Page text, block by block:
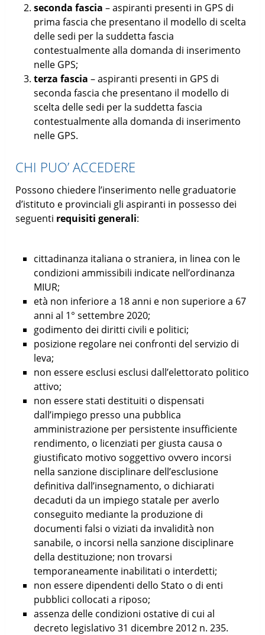
seconda fascia – aspiranti presenti in GPS di
prima fascia che presentano il modello di scelta
delle sedi per la suddetta fascia
contestualmente alla domanda di inserimento
nelle GPS;
terza fascia – aspiranti presenti in GPS di
seconda fascia che presentano il modello di
scelta delle sedi per la suddetta fascia
contestualmente alla domanda di inserimento
nelle GPS.
CHI PUO’ ACCEDERE
Possono chiedere l’inserimento nelle graduatorie
d’istituto e provinciali gli aspiranti in possesso dei
seguenti requisiti generali:
cittadinanza italiana o straniera, in linea con le
condizioni ammissibili indicate nell’ordinanza
MIUR;
età non inferiore a 18 anni e non superiore a 67
anni al 1° settembre 2020;
godimento dei diritti civili e politici;
posizione regolare nei confronti del servizio di
leva;
non essere esclusi esclusi dall’elettorato politico
attivo;
non essere stati destituiti o dispensati
dall’impiego presso una pubblica
amministrazione per persistente insufficiente
rendimento, o licenziati per giusta causa o
giustificato motivo soggettivo ovvero incorsi
nella sanzione disciplinare dell’esclusione
definitiva dall’insegnamento, o dichiarati
decaduti da un impiego statale per averlo
conseguito mediante la produzione di
documenti falsi o viziati da invalidità non
sanabile, o incorsi nella sanzione disciplinare
della destituzione; non trovarsi
temporaneamente inabilitati o interdetti;
non essere dipendenti dello Stato o di enti
pubblici collocati a riposo;
assenza delle condizioni ostative di cui al
decreto legislativo 31 dicembre 2012 n. 235.